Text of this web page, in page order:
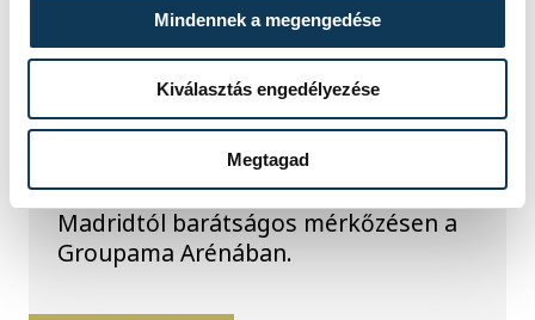
Mindennek a megengedése
Kiválasztás engedélyezése
Megtagad
A Ferencváros egygólos
vereséget szenvedett a
Real Madridtól
A Ferencvárosi TC labdarúgócsapata
2-1-re kikapott szombaton a Real
Madridtól barátságos mérkőzésen a
Groupama Arénában.